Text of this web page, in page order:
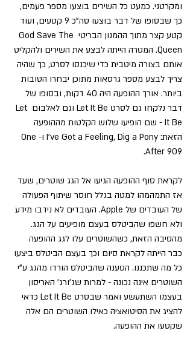
ומקרטני. כמעט כל השירים בוצעו מספר פעמים,
כך שבסופו של דבר בוצעו סה"כ 9 קטעים, ועוד
קטע קצר מתוך ההמנון הבריטי God Save The
Queen. המטרה הייתה לבצע את השירים ולהקליט
אותם בצורה מיטבית כדי שיכנסו לסרט, כך שהיה
צריך לבצע מספר גרסאות מתוכן יבחרו הטובות
ביותר. אורך ההופעה היה 40 דקות, ובסופו של
דבר נלקחו גם לסרט Let It Be וגם לאלבום Let
It Be - שם הופיעו שלוש הקלטות מההופעה
הזאת: I've Got a Feeling, Dig a Pony ו-One
After 909.
לקראת סוף ההופעה הגיעו אל הגג שוטרים, שעד
אז התמהמהו למטה בגלל חוסר שיתוף הפעולה
של העובדים של Apple. העובדים לא נידבו מידע
ולא חשפו שהביטלס בעצם מופיעים על הגג.
מהסיבה הזאת, כשהשוטרים עלו לגג ההופעה
כבר הייתה לקראת סיום וכך בעצם הביטלס ביצעו
כל מה שתכננו. הטענה שהביטלס הורדו מהגג ע"י
השוטרים אינה נכונה - למרות שג'ורג' האריסון
בעצמו השתעשע ואמר שבסרט Let It Be כדאי
להציג את הסיטואציה כאילו השוטרים הם אלה
שקטעו את ההופעה.